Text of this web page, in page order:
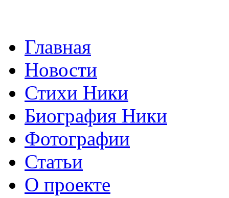
Главная
Новости
Стихи Ники
Биография Ники
Фотографии
Статьи
О проекте